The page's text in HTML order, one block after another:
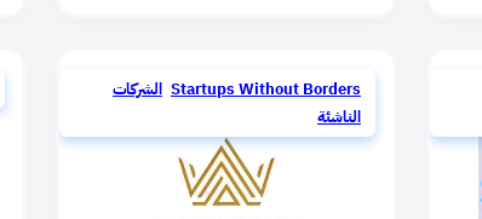
Startups Without Borders الشركات
الناشئة